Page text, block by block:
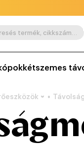
Keresés termék, cikkszám, kategória stb. szerint
kétszemes